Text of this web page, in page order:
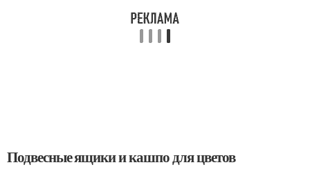
Подвесные ящики и кашпо для цветов